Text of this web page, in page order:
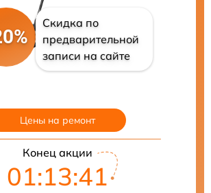
Скидка по
предварительной
записи на сайте
Цены на ремонт
Конец акции
01:13:40